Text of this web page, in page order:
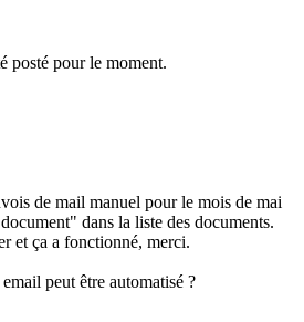
posté pour le moment.
de mail manuel pour le mois de mai
dans la liste des documents.
et ça a fonctionné, merci.
peut être automatisé ?